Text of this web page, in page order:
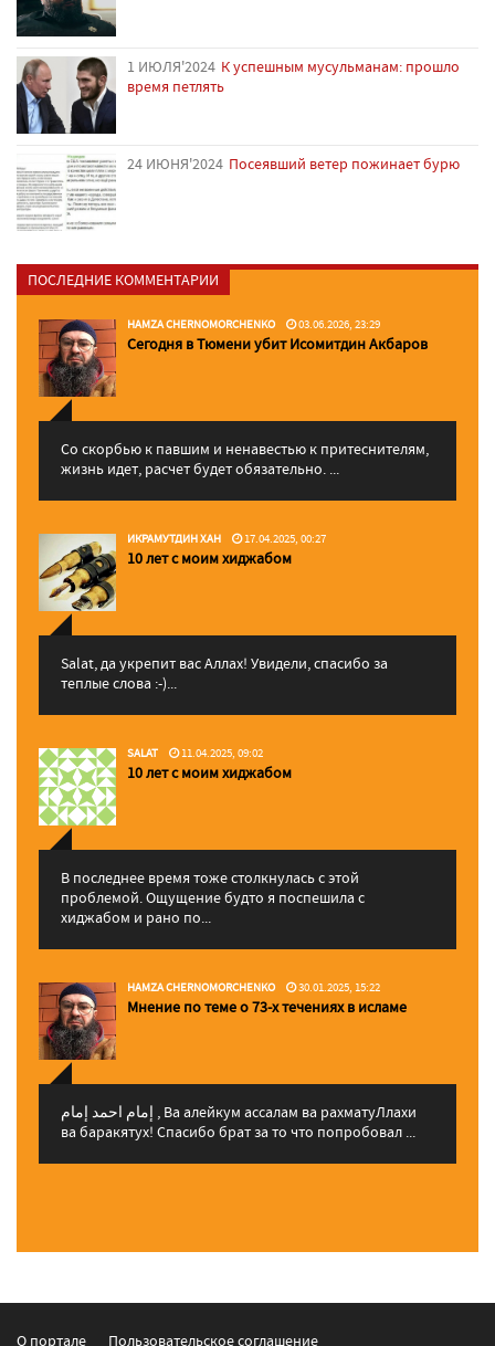
1 ИЮЛЯ'2024 К успешным мусульманам: прошло
время петлять
24 ИЮНЯ'2024 Посеявший ветер пожинает бурю
ПОСЛЕДНИЕ КОММЕНТАРИИ
HAMZA CHERNOMORCHENKO 03.06.2026, 23:29
Сегодня в Тюмени убит Исомитдин Акбаров
Со скорбью к павшим и ненавестью к притеснителям,
жизнь идет, расчет будет обязательно. ...
ИКРАМУТДИН ХАН 17.04.2025, 00:27
10 лет с моим хиджабом
Salat, да укрепит вас Аллаx! Увидели, спасибо за
теплые слова :-)...
SALAT 11.04.2025, 09:02
10 лет с моим хиджабом
В последнее время тоже столкнулась с этой
проблемой. Ощущение будто я поспешила с
хиджабом и рано по...
HAMZA CHERNOMORCHENKO 30.01.2025, 15:22
Мнение по теме о 73-х течениях в исламе
إمام احمد إمام , Ва алейкум ассалам ва рахматуЛлахи
ва баракятух! Спасибо брат за то что попробовал ...
О портале Пользовательское соглашение